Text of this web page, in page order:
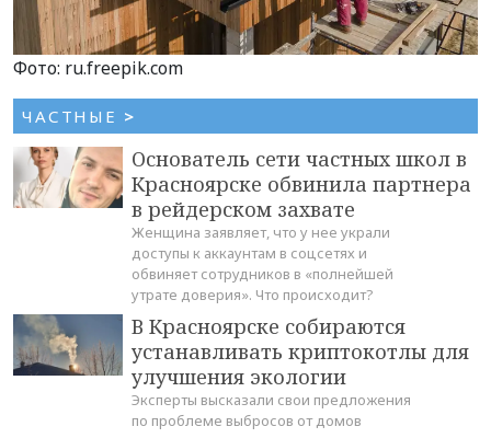
Фото: ru.freepik.com
ЧАСТНЫЕ >
Основатель сети частных школ в
Красноярске обвинила партнера
в рейдерском захвате
Женщина заявляет, что у нее украли
доступы к аккаунтам в соцсетях и
обвиняет сотрудников в «полнейшей
утрате доверия». Что происходит?
В Красноярске собираются
устанавливать криптокотлы для
улучшения экологии
Эксперты высказали свои предложения
по проблеме выбросов от домов